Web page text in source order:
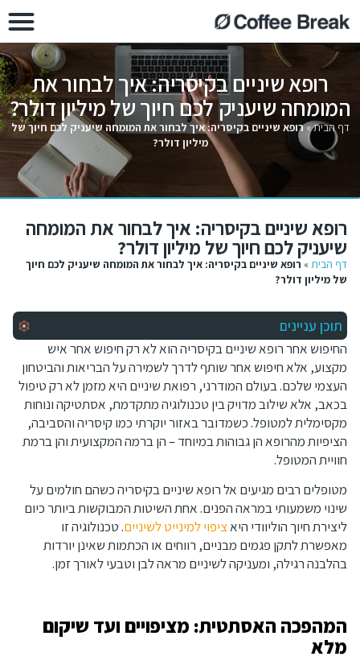
רופא שיניים בקיסריה: איך לבחור את
המומחה שיעניק לכם חיוך של מיליון דולר?
דף הבית»רופא שיניים בקיסריה: איך לבחור את המומחה שיעניק לכם חיוך של
מיליון דולר?
רופא שיניים בקיסריה: איך לבחור את המומחה
שיעניק לכם חיוך של מיליון דולר?
דף הבית » רופא שיניים בקיסריה: איך לבחור את המומחה שיעניק לכם חיוך
של מיליון דולר?
תוכן עניינים
החיפוש אחר רופא שיניים בקיסריה הוא לא רק חיפוש אחר איש
מקצוע, אלא חיפוש אחר שותף לדרך לשמירה על הבריאות והביטחון
העצמי שלכם. בעולם המודרני, רפואת שיניים היא מזמן לא רק טיפול
בכאב, אלא שילוב מדויק בין טכנולוגיה מתקדמת, אסתטיקה ונוחות
מקסימלית למטופל. כשמדובר באזור יוקרתי כמו קיסריה והסביבה,
הציפיות מהרופא הן גבוהות במיוחד – הן ברמה המקצועית והן ברמת
חוויית המטופל.
מטופלים רבים מגיעים אל רופא שיניים בקיסריה כשהם חולמים על
שינוי משמעותי במראה הפנים. אחת השיטות המבוקשות ביותר כיום
ליצירת חיוך הוליוודי היאציפוי למינייט לשיניים. טכנולוגיה זו
מאפשרת לתקן פגמים מבניים, רווחים או הכתמות שאינן יורדות
בהלבנה רגילה, ומעניקה לשיניים מראה לבן וטבעי לאורך זמן.
המהפכה האסתטית: מציפויים ועד שיקום
מלא